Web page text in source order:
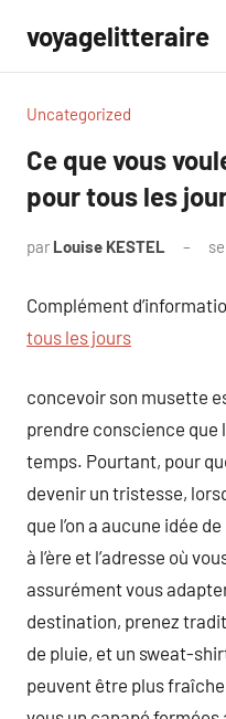
contenu
voyagelitteraire
Uncategorized
Ce que vous
pour tous les
par Louise KESTEL
Complément
tous les jours
concevoir son musette
prendre conscience que
temps. Pourtant, pour
devenir un tristesse,
que l’on a aucune idée
à l’ère et l’adresse où
assurément vous
destination, prenez
de pluie, et un sweat-
peuvent être plus